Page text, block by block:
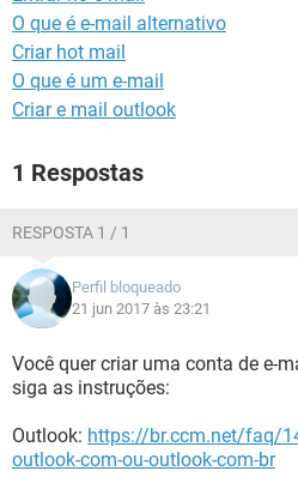
O que é e-mail alternativo
Criar hot mail
O que é um e-mail
Criar e mail outlook
1 Respostas
RESPOSTA 1 / 1
Perfil bloqueado
21 jun 2017 às 23:21
Você quer criar uma conta de e-
siga as instruções:
Outlook: https://br.ccm.net/faq/
outlook-com-ou-outlook-com-br